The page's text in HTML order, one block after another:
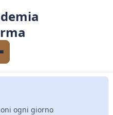
ogni giorno